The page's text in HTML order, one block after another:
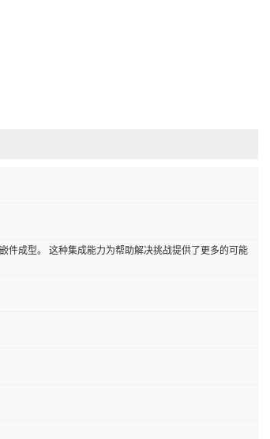
件成型。 这种集成能力为帮助解决挑战提供了更多的可能